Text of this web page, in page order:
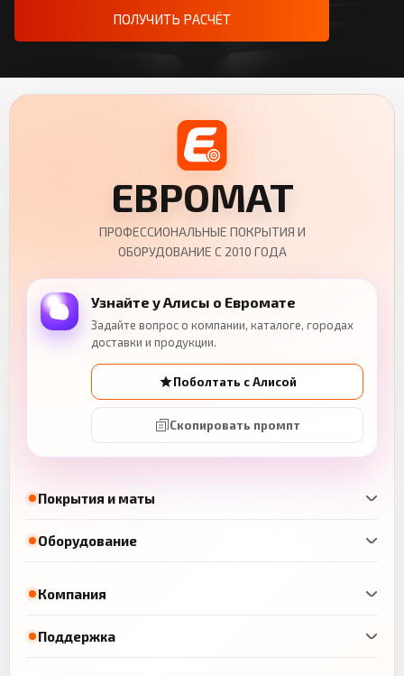
ПОЛУЧИТЬ РАСЧЁТ
Покрытия и маты
Оборудование
ЕВРОМАТ
ПРОФЕССИОНАЛЬНЫЕ ПОКРЫТИЯ И
ОБОРУДОВАНИЕ С 2010 ГОДА
Узнайте у Алисы о Евромате
Задайте вопрос о компании, каталоге, городах
доставки и продукции.
Поболтать с Алисой
Скопировать промпт
Компания
Поддержка